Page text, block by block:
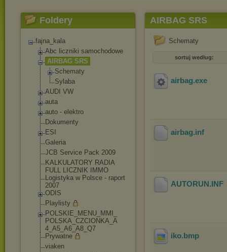
Foldery
fajna_kala
Abc liczniki samochodowe
AIRBAG SRS
Schematy
Sylaba
AUDI VW
auta
auto - elektro
Dokumenty
ESI
Galeria
JCB Service Pack 2009
KALKULATORY RADIA
FULL LICZNIK IMMO
Logistyka w Polsce - raport
2007
ODIS
Playlisty
POLSKIE_MENU_MMI_
POLSKA_CZCIONKA_A
4_A5_A6_A8_Q7
Prywatne
viaken
AIRBAG SRS
Schematy
sortuj według:
airbag.exe
airbag.inf
AUTORUN .INF
iko.bmp